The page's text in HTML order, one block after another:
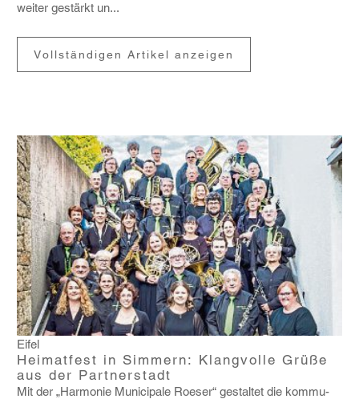
weiter gestärkt un...
Vollständigen Artikel anzeigen
Eifel
Heimatfest in Simmern: Klangvolle Grüße
aus der Partnerstadt
Mit der „Harmonie Munici­pale Roeser“ gestaltet die kommu­